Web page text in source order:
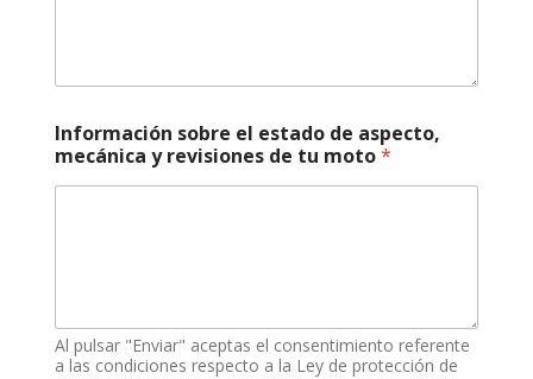
Información sobre el estado de aspecto,
mecánica y revisiones de tu moto*
Al pulsar "Enviar" aceptas el consentimiento referente
a las condiciones respecto a la Ley de protección de